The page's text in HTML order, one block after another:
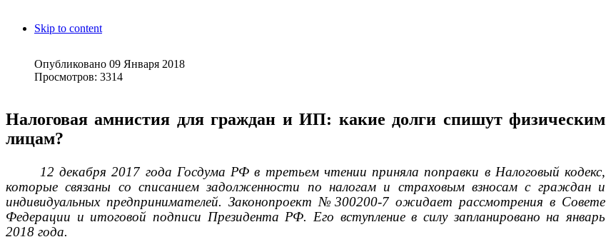
Skip to content
Опубликовано 09 Января 2018
Просмотров: 3314
Налоговая амнистия для граждан и ИП: какие долги спишут физическим
лицам?
12 декабря 2017 года Госдума РФ в третьем чтении приняла поправки в Налоговый кодекс,
которые связаны со списанием задолженности по налогам и страховым взносам с граждан и
индивидуальных предпринимателей. Законопроект №300200-7 ожидает рассмотрения в Совете
Федерации и итоговой подписи Президента РФ. Его вступление в силу запланировано на январь
2018 года.